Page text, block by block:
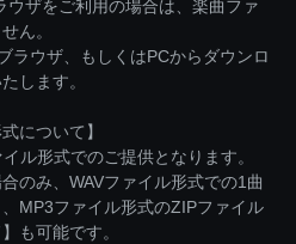
ザをご利用の場合は、楽曲ファ
ん。
ラウザ、もしくはPCからダウンロ
します。
について】
ル形式でのご提供となります。
のみ、WAVファイル形式での1曲
MP3ファイル形式のZIPファイル
も可能です。